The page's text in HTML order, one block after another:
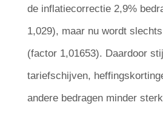
de inflatiecorrectie 2,9%
1,029), maar nu wordt
(factor 1,01653). Daardoor
tariefschijven,
andere bedragen minder